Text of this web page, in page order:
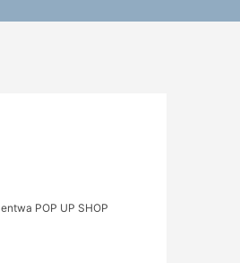
entwa POP UP SHOP